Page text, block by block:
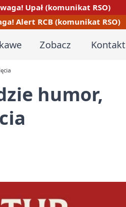
Upał (komunikat RSO)
Alert RCB (komunikat RSO)
Zobacz Kontakt
humor,